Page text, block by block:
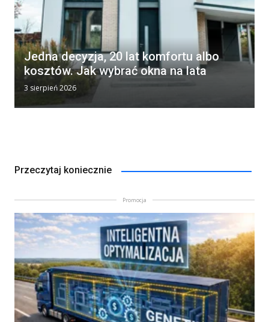
Jedna decyzja, 20 lat komfortu albo
kosztów. Jak wybrać okna na lata
3 sierpień 2026
Przeczytaj koniecznie
Promocja